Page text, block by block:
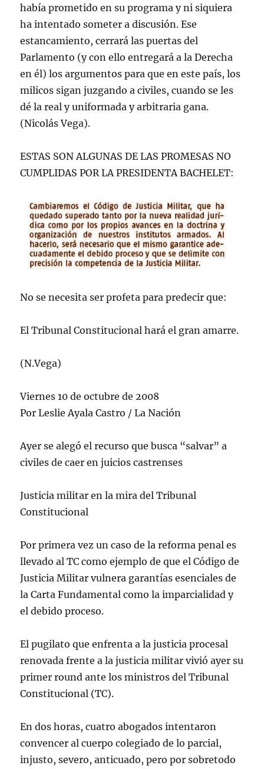
había prometido en su programa y ni siquiera
ha intentado someter a discusión. Ese
estancamiento, cerrará las puertas del
Parlamento (y con ello entregará a la Derecha
en él) los argumentos para que en este país, los
milicos sigan juzgando a civiles, cuando se les
dé la real y uniformada y arbitraria gana.
(Nicolás Vega).
ESTAS SON ALGUNAS DE LAS PROMESAS NO
CUMPLIDAS POR LA PRESIDENTA BACHELET:
No se necesita ser profeta para predecir que:
El Tribunal Constitucional hará el gran amarre.
(N.Vega)
Viernes 10 de octubre de 2008
Por Leslie Ayala Castro / La Nación
Ayer se alegó el recurso que busca “salvar” a
civiles de caer en juicios castrenses
Justicia militar en la mira del Tribunal
Constitucional
Por primera vez un caso de la reforma penal es
llevado al TC como ejemplo de que el Código de
Justicia Militar vulnera garantías esenciales de
la Carta Fundamental como la imparcialidad y
el debido proceso.
El pugilato que enfrenta a la justicia procesal
renovada frente a la justicia militar vivió ayer su
primer round ante los ministros del Tribunal
Constitucional (TC).
En dos horas, cuatro abogados intentaron
convencer al cuerpo colegiado de lo parcial,
injusto, severo, anticuado, pero por sobretodo